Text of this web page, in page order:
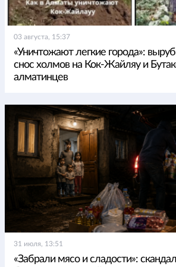
03 августа, 15:37
«Уничтожают легкие города»:
снос холмов на Кок-Жайляу и
алматинцев
31 июля, 13:51
«Забрали мясо и сладости»: